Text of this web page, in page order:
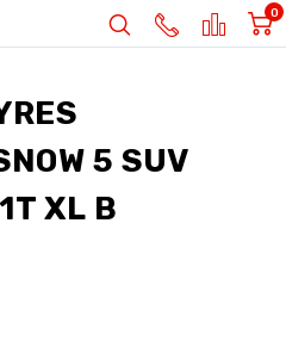
0
5 SUV
XL В